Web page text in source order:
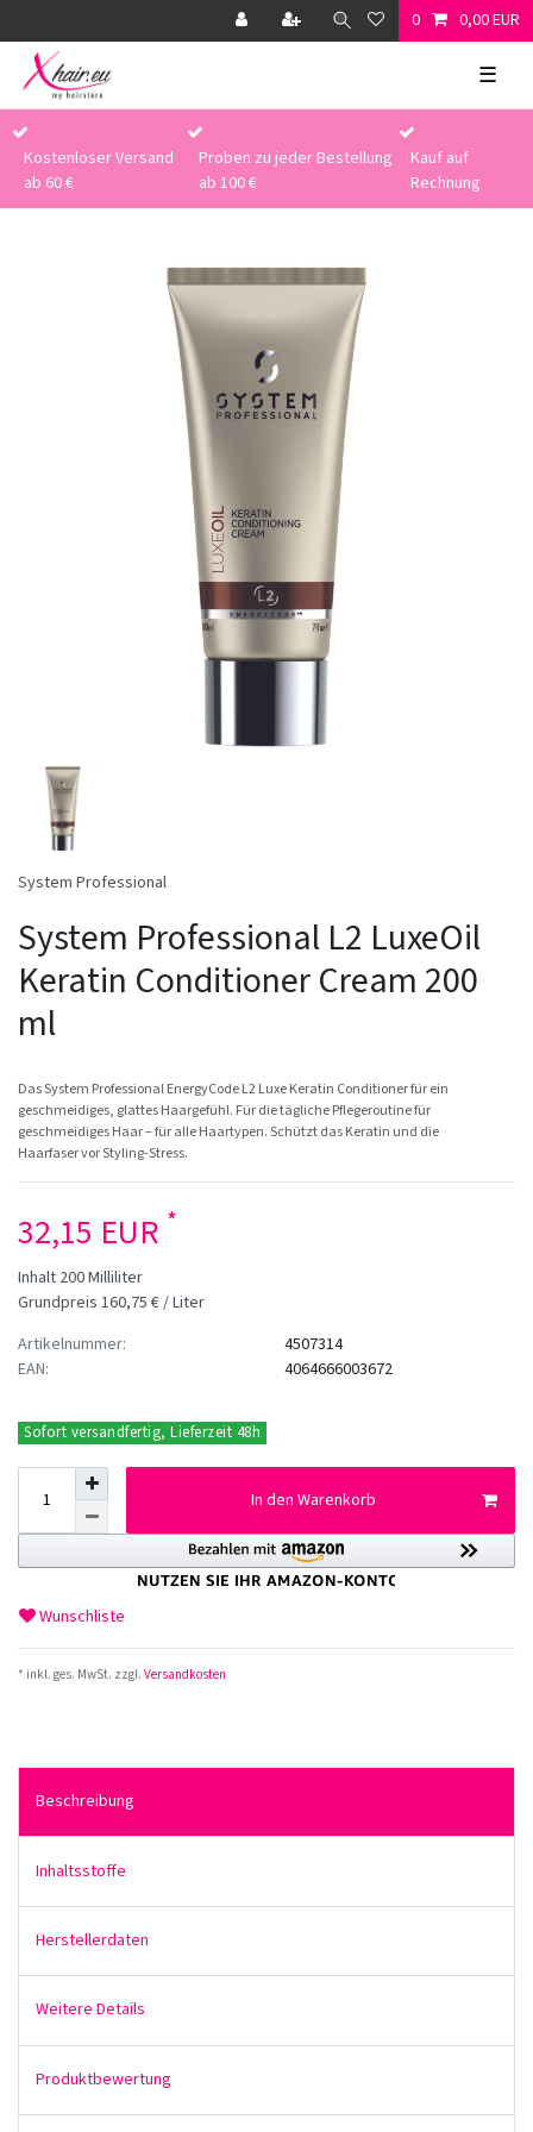
0 0,00 EUR
☰
Kostenloser Versand
ab 60 €
Proben zu jeder Bestellung
ab 100 €
Kauf auf
Rechnung
System Professional
System Professional L2 LuxeOil
Keratin Conditioner Cream 200
ml
Das System Professional EnergyCode L2 Luxe Keratin Conditioner für ein
geschmeidiges, glattes Haargefühl. Für die tägliche Pflegeroutine für
geschmeidiges Haar – für alle Haartypen. Schützt das Keratin und die
Haarfaser vor Styling-Stress.
32,15 EUR *
Inhalt 200Milliliter
Grundpreis 160,75 € / Liter
Artikelnummer:
EAN:
4507314
4064666003672
Sofort versandfertig, Lieferzeit 48h
In den Warenkorb
Wunschliste
* inkl. ges. MwSt. zzgl. Versandkosten
Beschreibung
Inhaltsstoffe
Herstellerdaten
Weitere Details
Produktbewertung